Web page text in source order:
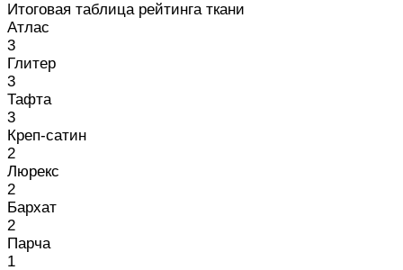
Итоговая таблица рейтинга ткани
Атлас
3
Глитер
3
Тафта
3
Креп-сатин
2
Люрекс
2
Бархат
2
Парча
1